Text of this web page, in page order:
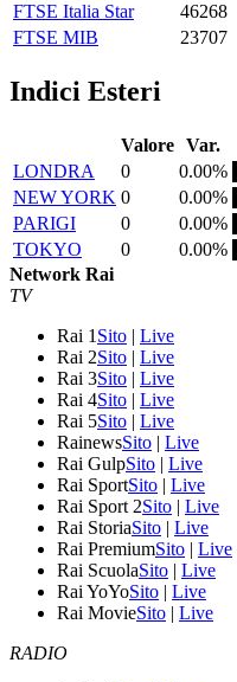
FTSE Italia Star
46268
FTSE MIB
23707
Indici Esteri
Valore Var.
LONDRA
0
0.00%
NEW YORK 0
0.00%
PARIGI
0
0.00%
TOKYO
0
0.00%
Network Rai
TV
Rai 1 Sito | Live
Rai 2Sito | Live
Rai 3Sito | Live
Rai 4Sito | Live
Rai 5Sito | Live
RainewsSito | Live
Rai GulpSito | Live
Rai SportSito | Live
Rai Sport 2Sito | Live
Rai StoriaSito | Live
Rai PremiumSito | Live
Rai ScuolaSito | Live
Rai YoYoSito | Live
Rai MovieSito | Live
RADIO